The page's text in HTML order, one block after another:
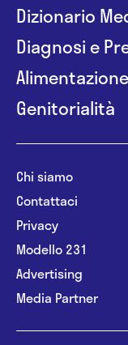
Dizionario
Diagnosi e
Alimentazione
Genitorialità
Chi siamo
Contattaci
Privacy
Modello 231
Advertising
Media Partner